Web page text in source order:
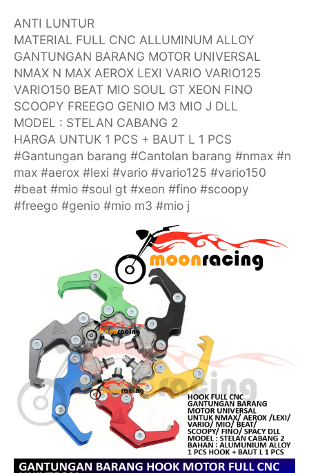
ANTI LUNTUR
MATERIAL FULL CNC ALLUMINUM ALLOY
GANTUNGAN BARANG MOTOR UNIVERSAL
NMAX N MAX AEROX LEXI VARIO VARIO125
VARIO150 BEAT MIO SOUL GT XEON FINO
SCOOPY FREEGO GENIO M3 MIO J DLL
MODEL : STELAN CABANG 2
HARGA UNTUK 1 PCS + BAUT L 1 PCS
#Gantungan barang #Cantolan barang #nmax #n
max #aerox #lexi #vario #vario125 #vario150
#beat #mio #soul gt #xeon #fino #scoopy
#freego #genio #mio m3 #mio j